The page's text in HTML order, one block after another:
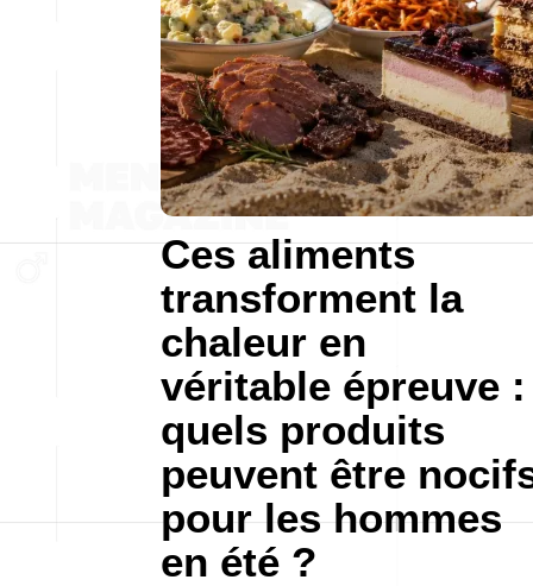
Ces aliments
transforment la
chaleur en
véritable épreuve :
quels produits
peuvent être
pour les hommes
en été ?